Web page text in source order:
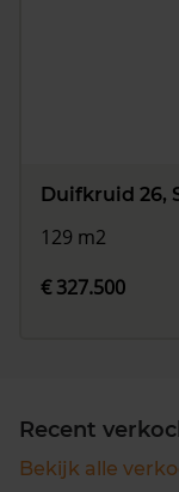
Duifkruid 26,
129 m2
€ 327.500
Recent
Bekijk alle